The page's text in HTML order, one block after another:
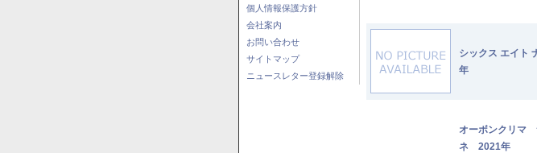
個人情報保護方針
会社案内
お問い合わせ
サイトマップ
ニュースレター登録解除
シックス エイ
年
オーボンクリマ
ネ 2021年